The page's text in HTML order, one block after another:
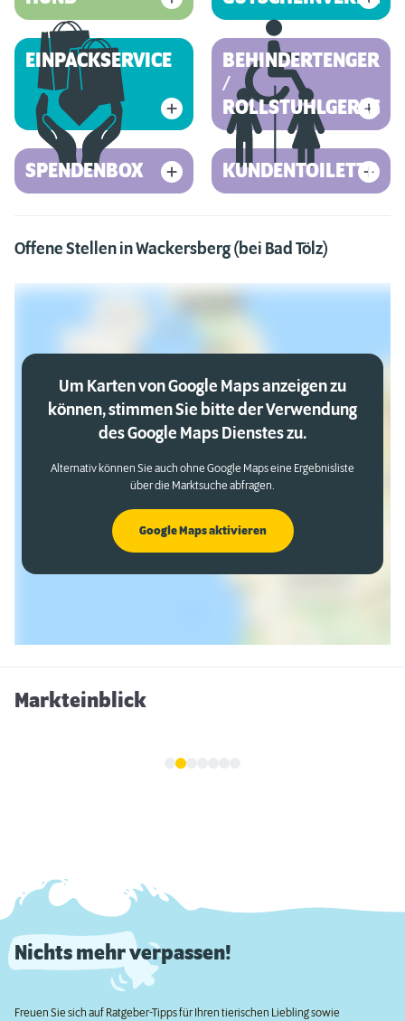
EINPACKSERVICE
/
ROLLSTUHLGERECHT
SPENDENBOX KUNDENTOILETTE
Offene Stellen in Wackersberg (bei Bad Tölz)
Um Karten von Google Maps anzeigen zu
können, stimmen Sie bitte der Verwendung
des Google Maps Dienstes zu.
Alternativ können Sie auch ohne Google Maps eine Ergebnisliste
über die Marktsuche abfragen.
Google Maps aktivieren
Markteinblick
Nichts mehr verpassen!
Freuen Sie sich auf Ratgeber-Tipps für Ihren tierischen Liebling sowie